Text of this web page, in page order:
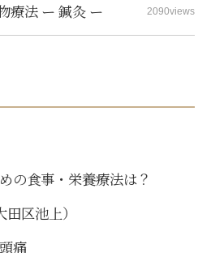
療法 ー 鍼灸 ー 2090views
の食事・栄養療法は？
区池上）
痛